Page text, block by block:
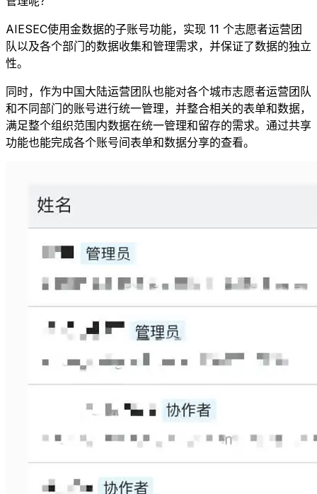
AIESEC使用金数据的子账号功能，实现 11 个志愿者运营团
队以及各个部门的数据收集和管理需求，并保证了数据的独立
性。
同时，作为中国大陆运营团队也能对各个城市志愿者运营团队
和不同部门的账号进行统一管理，并整合相关的表单和数据，
满足整个组织范围内数据在统一管理和留存的需求。通过共享
功能也能完成各个账号间表单和数据分享的查看。